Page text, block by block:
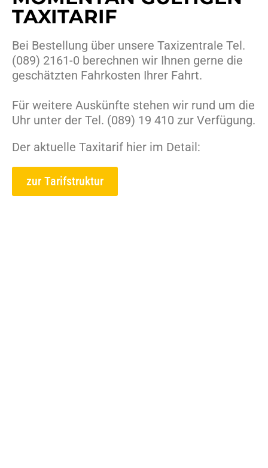
TAXITARIF
Bei Bestellung über unsere Taxizentrale Tel.
(089) 2161-0 berechnen wir Ihnen gerne die
geschätzten Fahrkosten Ihrer Fahrt.
Für weitere Auskünfte stehen wir rund um die
Uhr unter der Tel. (089) 19 410 zur Verfügung.
Der aktuelle Taxitarif hier im Detail:
zur Tarifstruktur